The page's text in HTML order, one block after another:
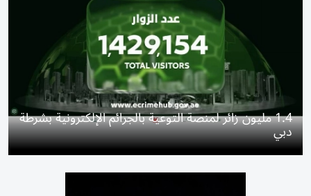
1.4 مليون زائر لمنصة التوعية بالجرائم الإلكترونية بشرطة
دبي